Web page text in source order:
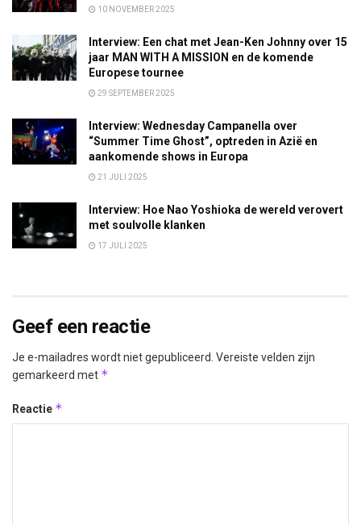
10 NOVEMBER 2025
Interview: Een chat met Jean-Ken Johnny over 15
jaar MAN WITH A MISSION en de komende
Europese tournee
29 SEPTEMBER 2025
Interview: Wednesday Campanella over
“Summer Time Ghost”, optreden in Azië en
aankomende shows in Europa
21 JULI 2025
Interview: Hoe Nao Yoshioka de wereld verovert
met soulvolle klanken
17 JULI 2025
Geef een reactie
Je e-mailadres wordt niet gepubliceerd. Vereiste velden zijn
gemarkeerd met *
Reactie *